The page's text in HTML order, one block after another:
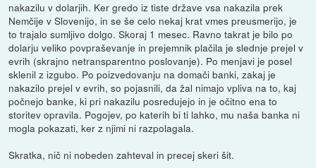
nakazilu v dolarjih. Ker gredo iz tiste države vsa nakazila prek
Nemčije v Slovenijo, in se še celo nekaj krat vmes preusmerijo, je
to trajalo sumljivo dolgo. Skoraj 1 mesec. Ravno takrat je bilo po
dolarju veliko povpraševanje in prejemnik plačila je slednje prejel v
evrih (skrajno netransparentno poslovanje). Po menjavi je posel
sklenil z izgubo. Po poizvedovanju na domači banki, zakaj je
nakazilo prejel v evrih, so pojasnili, da žal nimajo vpliva na to, kaj
počnejo banke, ki pri nakazilu posredujejo in je očitno ena to
storitev opravila. Pogojev, po katerih bi ti lahko, mu naša banka ni
mogla pokazati, ker z njimi ni razpolagala.
Skratka, nič ni nobeden zahteval in precej skeri šit.